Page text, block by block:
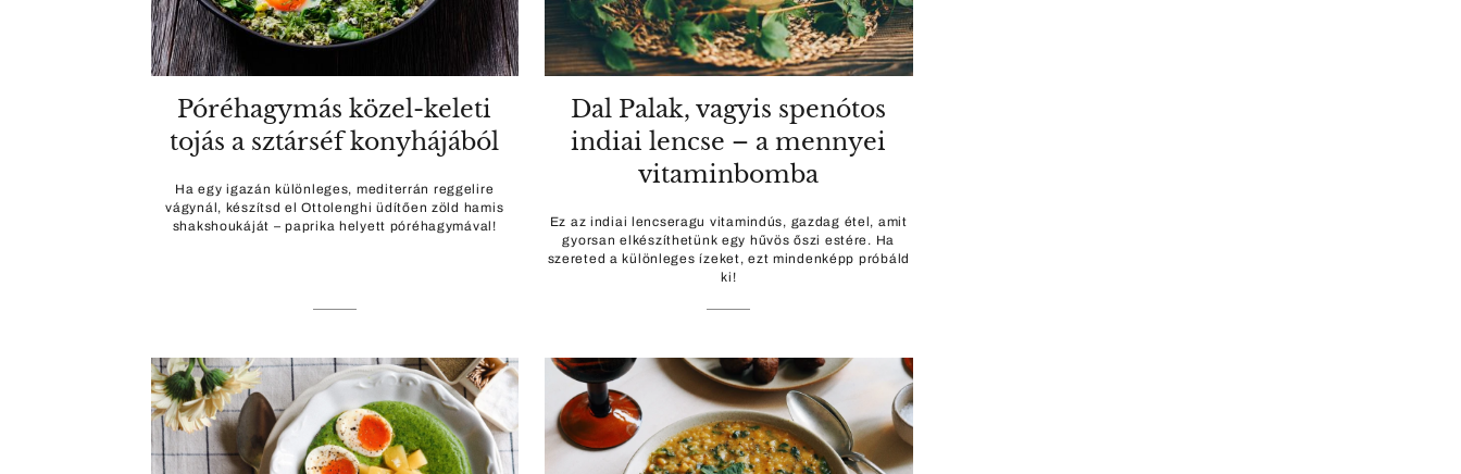
Póréhagymás közel-keleti
tojás a sztárséf konyhájából
Ha egy igazán különleges, mediterrán reggelire
vágynál, készítsd el Ottolenghi üdítően zöld hamis
shakshoukáját – paprika helyett póréhagymával!
Dal Palak, vagyis spenótos
indiai lencse – a mennyei
vitaminbomba
Ez az indiai lencseragu vitamindús, gazdag étel, amit
gyorsan elkészíthetünk egy hűvös őszi estére. Ha
szereted a különleges ízeket, ezt mindenképp próbáld
ki!